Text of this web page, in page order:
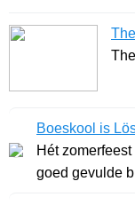
Boeskool is
Hét
goed gevulde